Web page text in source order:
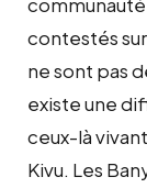
contestés
ne sont pas
existe une
ceux-là
Kivu. Les